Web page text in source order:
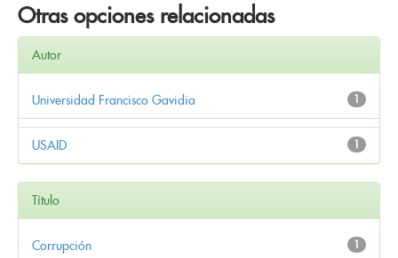
Otras opciones relacionadas
Autor
1
Universidad Francisco Gavidia
1
USAID
Título
1
Corrupción